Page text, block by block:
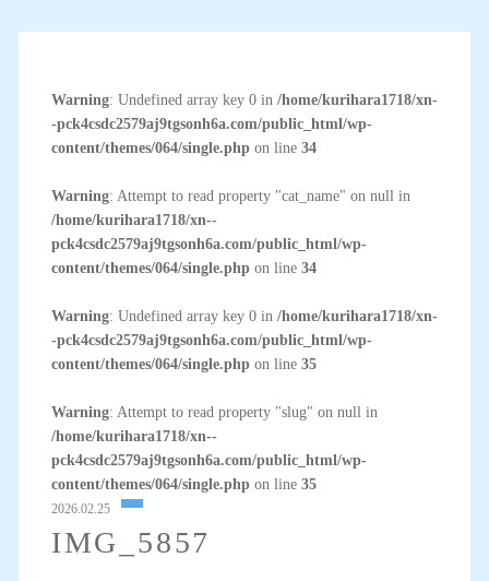
Warning: Undefined array key 0 in /home/kurihara1718/xn-
-pck4csdc2579aj9tgsonh6a.com/public_html/wp-
content/themes/064/single.phpon line 34
Warning: Attempt to read property "cat_name" on null in
/home/kurihara1718/xn--
pck4csdc2579aj9tgsonh6a.com/public_html/wp-
content/themes/064/single.phpon line 34
Warning: Undefined array key 0 in /home/kurihara1718/xn-
-pck4csdc2579aj9tgsonh6a.com/public_html/wp-
content/themes/064/single.phpon line 35
Warning: Attempt to read property "slug" on null in
/home/kurihara1718/xn--
pck4csdc2579aj9tgsonh6a.com/public_html/wp-
content/themes/064/single.phpon line 35
2026.02.25
IMG_5857